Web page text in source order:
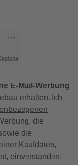
E-Mail-Werbung
erhalten. Ich
die
die
Kaufdaten,
einverstanden.